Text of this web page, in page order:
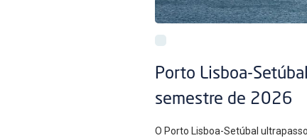
Porto Lisboa-
semestre de 2026
O Porto Lisboa-Setúbal